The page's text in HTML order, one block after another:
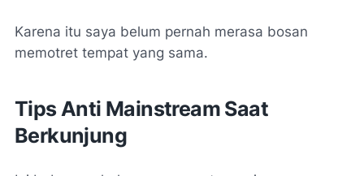
Karena itu saya belum pernah merasa bosan
memotret tempat yang sama.
Tips Anti Mainstream Saat
Berkunjung